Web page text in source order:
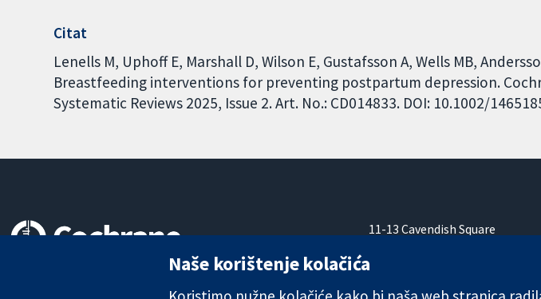
Citat
Lenells M, Uphoff E, Marshall D, Wilson E, Gustafsson A, Wells MB,
Breastfeeding interventions for preventing postpartum depression.
Systematic Reviews 2025, Issue 2. Art. No.: CD014833. DOI: 10.1002/
11-13 Cavendish Square
W1G 0AN
Naše korištenje kolačića